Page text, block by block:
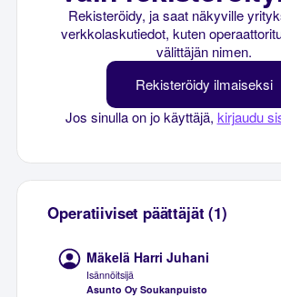
Rekisteröidy, ja saat näkyville
verkkolaskutiedot, kuten
välittäjän nimen.
Rekisteröidy ilmaiseksi
Jos sinulla on jo käyttäjä, kirjaudu
Operatiiviset päättäjät (1)
Mäkelä Harri Juhani
Isännöitsijä
Asunto Oy Soukanpuisto